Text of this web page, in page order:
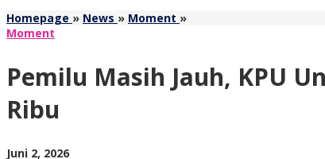
Homepage » News » Moment »Pemilu
Ungkap
Jumlah
Moment
Pemilu Masih Jauh, KPU
Ribu
Juni 2, 2026oleh